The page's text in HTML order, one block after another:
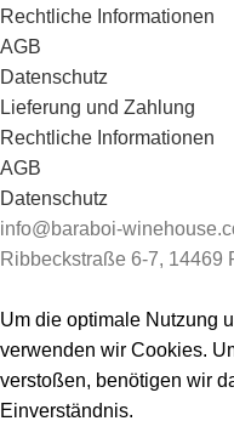
Rechtliche Informationen
AGB
Datenschutz
Lieferung und Zahlung
Rechtliche Informationen
AGB
Datenschutz
info@baraboi-
Ribbeckstraße 6-7, 14469
Um die optimale Nutzung
verwenden wir Cookies.
verstoßen, benötigen wir
Einverständnis.